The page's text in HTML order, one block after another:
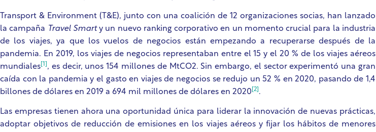
Transport & Environment (T&E), junto con una coalición de 12 organizaciones socias, han lanzado
la campaña Travel Smarty un nuevo ranking corporativo en un momento crucial para la industria
de los viajes, ya que los vuelos de negocios están empezando a recuperarse después de la
pandemia. En 2019, los viajes de negocios representaban entre el 15 y el 20 % de los viajes aéreos
mundiales [1] , es decir, unos 154 millones de MtCO2. Sin embargo, el sector experimentó una gran
caída con la pandemia y el gasto en viajes de negocios se redujo un 52 % en 2020, pasando de 1,4
billones de dólares en 2019 a 694 mil millones de dólares en 2020 [2] .
Las empresas tienen ahora una oportunidad única para liderar la innovación de nuevas prácticas,
adoptar objetivos de reducción de emisiones en los viajes aéreos y fijar los hábitos de menores